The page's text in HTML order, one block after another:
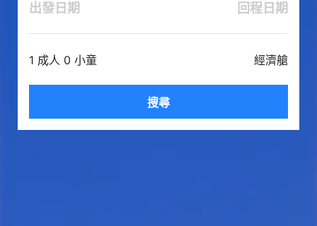
出發日期 回程日期
1 成人 0 小童 經濟艙
搜尋